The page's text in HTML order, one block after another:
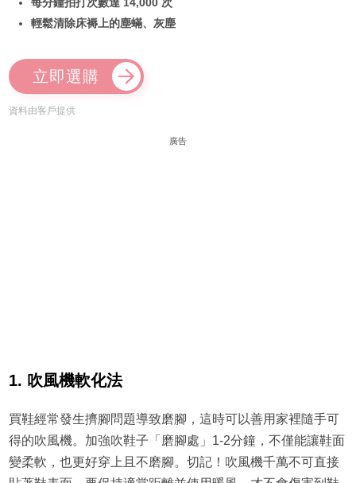
每分鐘拍打次數達 14,000 次
輕鬆清除床褥上的塵蟎、灰塵
立即選購
資料由客戶提供
廣告
1. 吹風機軟化法
買鞋經常發生擠腳問題導致磨腳，這時可以善用家裡隨手可
得的吹風機。加強吹鞋子「磨腳處」1-2分鐘，不僅能讓鞋面
變柔軟，也更好穿上且不磨腳。切記！吹風機千萬不可直接